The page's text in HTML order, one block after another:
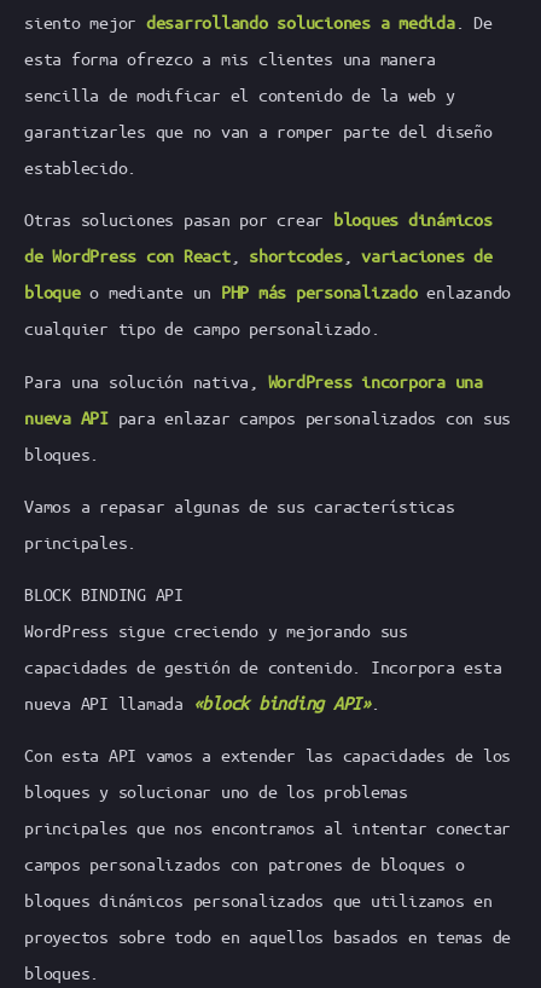
siento mejor desarrollando soluciones a medida. De
esta forma ofrezco a mis clientes una manera
sencilla de modificar el contenido de la web y
garantizarles que no van a romper parte del diseño
establecido.
Otras soluciones pasan por crear bloques dinámicos
de WordPress con React, shortcodes,variaciones de
bloqueo mediante un PHP más personalizadoenlazando
cualquier tipo de campo personalizado.
Para una solución nativa, WordPress incorpora una
nueva APIpara enlazar campos personalizados con sus
bloques.
Vamos a repasar algunas de sus características
principales.
BLOCK BINDING API
WordPress sigue creciendo y mejorando sus
capacidades de gestión de contenido. Incorpora esta
nueva API llamada
«block binding API».
Con esta API vamos a extender las capacidades de los
bloques y solucionar uno de los problemas
principales que nos encontramos al intentar conectar
campos personalizados con patrones de bloques o
bloques dinámicos personalizados que utilizamos en
proyectos sobre todo en aquellos basados en temas de
bloques.